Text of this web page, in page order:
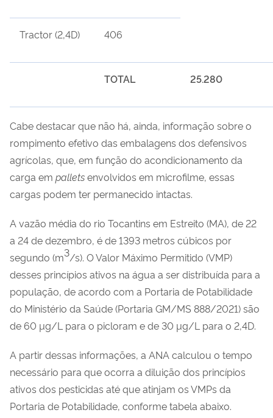
Tractor (2,4D) 406
TOTAL 25.280
Cabe destacar que não há, ainda, informação sobre o
rompimento efetivo das embalagens dos defensivos
agrícolas, que, em função do acondicionamento da
carga em palletsenvolvidos em microfilme, essas
cargas podem ter permanecido intactas.
A vazão média do rio Tocantins em Estreito (MA), de 22
a 24 de dezembro, é de 1393 metros cúbicos por
segundo (m3/s). O Valor Máximo Permitido (VMP)
desses princípios ativos na água a ser distribuída para a
população, de acordo com a Portaria de Potabilidade
do Ministério da Saúde (Portaria GM/MS 888/2021) são
de 60 µg/L para o picloram e de 30 µg/L para o 2,4D.
A partir dessas informações, a ANA calculou o tempo
necessário para que ocorra a diluição dos princípios
ativos dos pesticidas até que atinjam os VMPs da
Portaria de Potabilidade, conforme tabela abaixo.